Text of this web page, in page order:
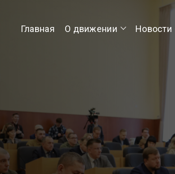
Главная О движении Новости